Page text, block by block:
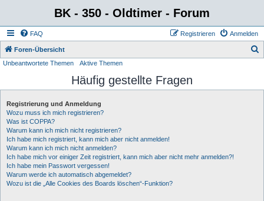
BK - 350 - Oldtimer - Forum
FAQ Anmelden
Registrieren
Foren-Übersicht
h
Unbeantwortete Themen Aktive Themen
Häufig gestellte Fragen
Registrierung und Anmeldung
Wozu muss ich mich registrieren?
Was ist COPPA?
Warum kann ich mich nicht registrieren?
Ich habe mich registriert, kann mich aber nicht anmelden!
Warum kann ich mich nicht anmelden?
Ich habe mich vor einiger Zeit registriert, kann mich aber nicht mehr anmelden?!
Ich habe mein Passwort vergessen!
Warum werde ich automatisch abgemeldet?
Wozu ist die „Alle Cookies des Boards löschen“-Funktion?